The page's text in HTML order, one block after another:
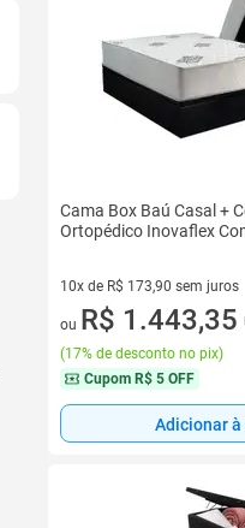
Cama Box Baú Casal +
Ortopédico Inovaflex
10x de R$ 173,90 sem juros
10 vez de R$ 173,90 sem
ou R$ 1.443,35
(17% de desconto no pix)
Cupom R$ 5 OFF
Adicionar à